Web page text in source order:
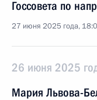
Госсовета по
27 июня 2025 года,
26 июня 2025
Мария Львова-